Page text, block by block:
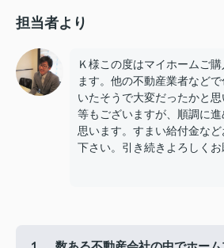
担当者より
Ｋ様この度はマイホームご
ます。他の不動産業者など
いたそうで大変だったかと
等もございますが、順調に
思います。すまい給付金な
下さい。引き続きよろしくお